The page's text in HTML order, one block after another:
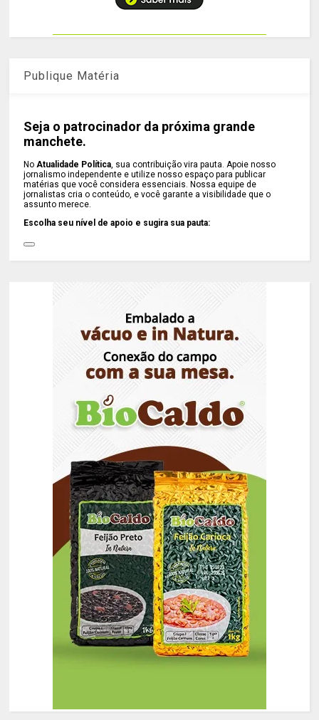
Publique Matéria
Seja o patrocinador da próxima grande
manchete.
NoAtualidade Política, sua contribuição vira pauta. Apoie nosso
jornalismo independente e utilize nosso espaço para publicar
matérias que você considera essenciais. Nossa equipe de
jornalistas cria o conteúdo, e você garante a visibilidade que o
assunto merece.
Escolha seu nível de apoio e sugira sua pauta: